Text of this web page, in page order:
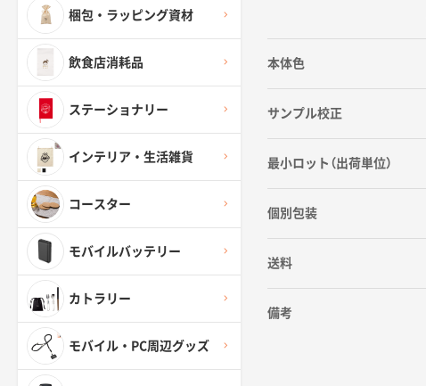
梱包・ラッピング資材
飲食店消耗品
ステーショナリー
インテリア・生活雑貨
コースター
モバイルバッテリー
カトラリー
モバイル・PC周辺グッズ
本体色
サンプル校正
最小ロット（出荷単位）
個別包装
送料
備考